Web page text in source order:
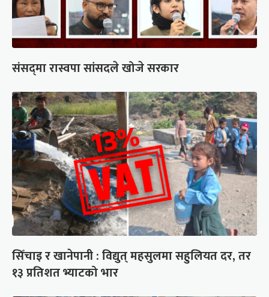
संसद्‍मा रास्वपा सांसदले खोजे सरकार
सिँचाइ र खानेपानी : विद्युत् महसुलमा सहुलियत दर, तर
१३ प्रतिशत भ्याटको भार